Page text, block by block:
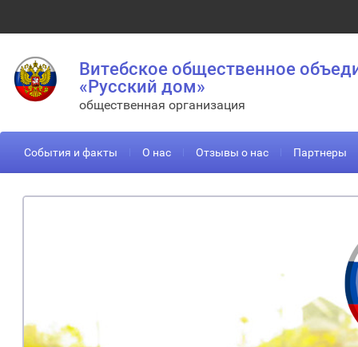
Витебское общественное
«Русский дом»
общественная организация
События и факты О нас Отзывы о нас Партнеры